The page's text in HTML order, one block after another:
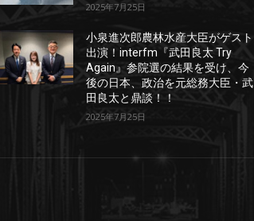
2025年7月25日
小泉進次郎農林水産大臣がゲスト
出演！interfm『武田良太 Try
Again』参院選の結果を受け、今
後の日本、政治を元総務大臣・武
田良太と鼎談！！
2025年7月25日